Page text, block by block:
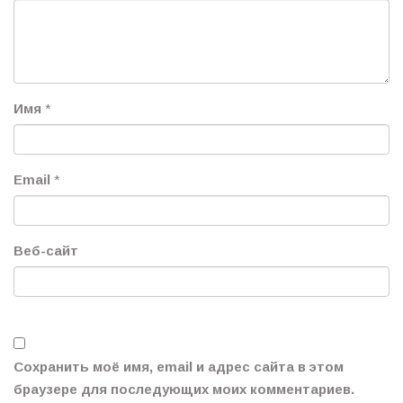
Имя *
Email *
Веб-сайт
Сохранить моё имя, email и адрес сайта в этом
браузере для последующих моих комментариев.